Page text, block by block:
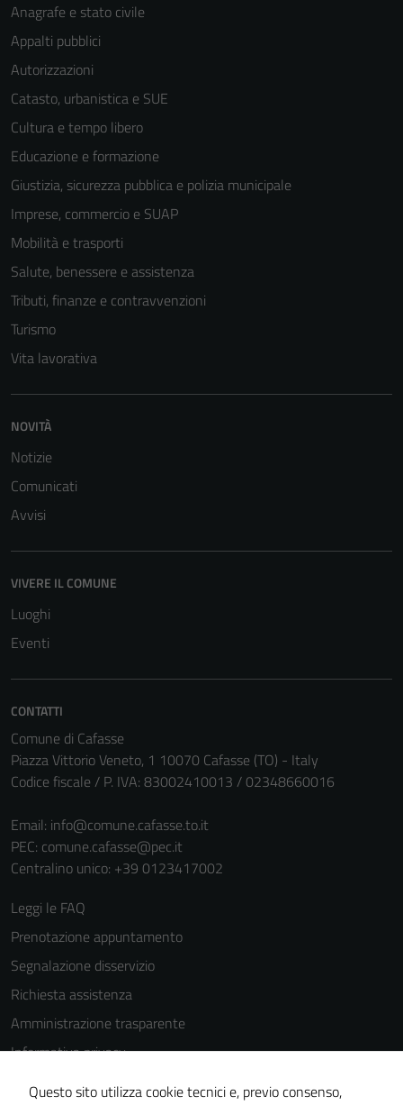
Anagrafe e stato civile
Appalti pubblici
Autorizzazioni
Catasto, urbanistica e SUE
Cultura e tempo libero
Educazione e formazione
Giustizia, sicurezza pubblica e polizia municipale
Imprese, commercio e SUAP
Mobilità e trasporti
Salute, benessere e assistenza
Tributi, finanze e contravvenzioni
Turismo
Vita lavorativa
NOVITÀ
Notizie
Comunicati
Avvisi
VIVERE IL COMUNE
Luoghi
Eventi
CONTATTI
Comune di Cafasse
Piazza Vittorio Veneto, 1 10070 Cafasse (TO) - Italy
Codice fiscale / P. IVA: 83002410013 / 02348660016
Email: info@comune.cafasse.to.it
PEC: comune.cafasse@pec.it
Centralino unico: +39 0123417002
Leggi le FAQ
Prenotazione appuntamento
Segnalazione disservizio
Richiesta assistenza
Amministrazione trasparente
Informativa privacy
Cookie Policy
Questo sito utilizza cookie tecnici e, previo consenso,
possono